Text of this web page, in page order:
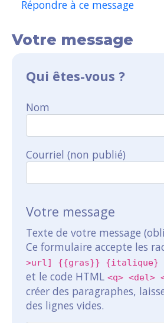
Répondre à ce message
Votre message
Qui êtes-vous ?
Nom
Courriel (non publié)
Votre message
Texte de votre message
Ce formulaire accepte les
>url] {{gras}} {italique}
et le code HTML <q> <del>
créer des paragraphes,
des lignes vides.